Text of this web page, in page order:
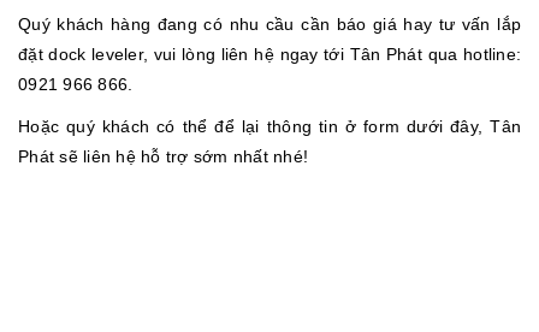
Quý khách hàng đang có nhu cầu cần báo giá hay tư vấn lắp
đặt dock leveler, vui lòng liên hệ ngay tới Tân Phát qua hotline:
0921 966 866.
Hoặc quý khách có thể để lại thông tin ở form dưới đây, Tân
Phát sẽ liên hệ hỗ trợ sớm nhất nhé!